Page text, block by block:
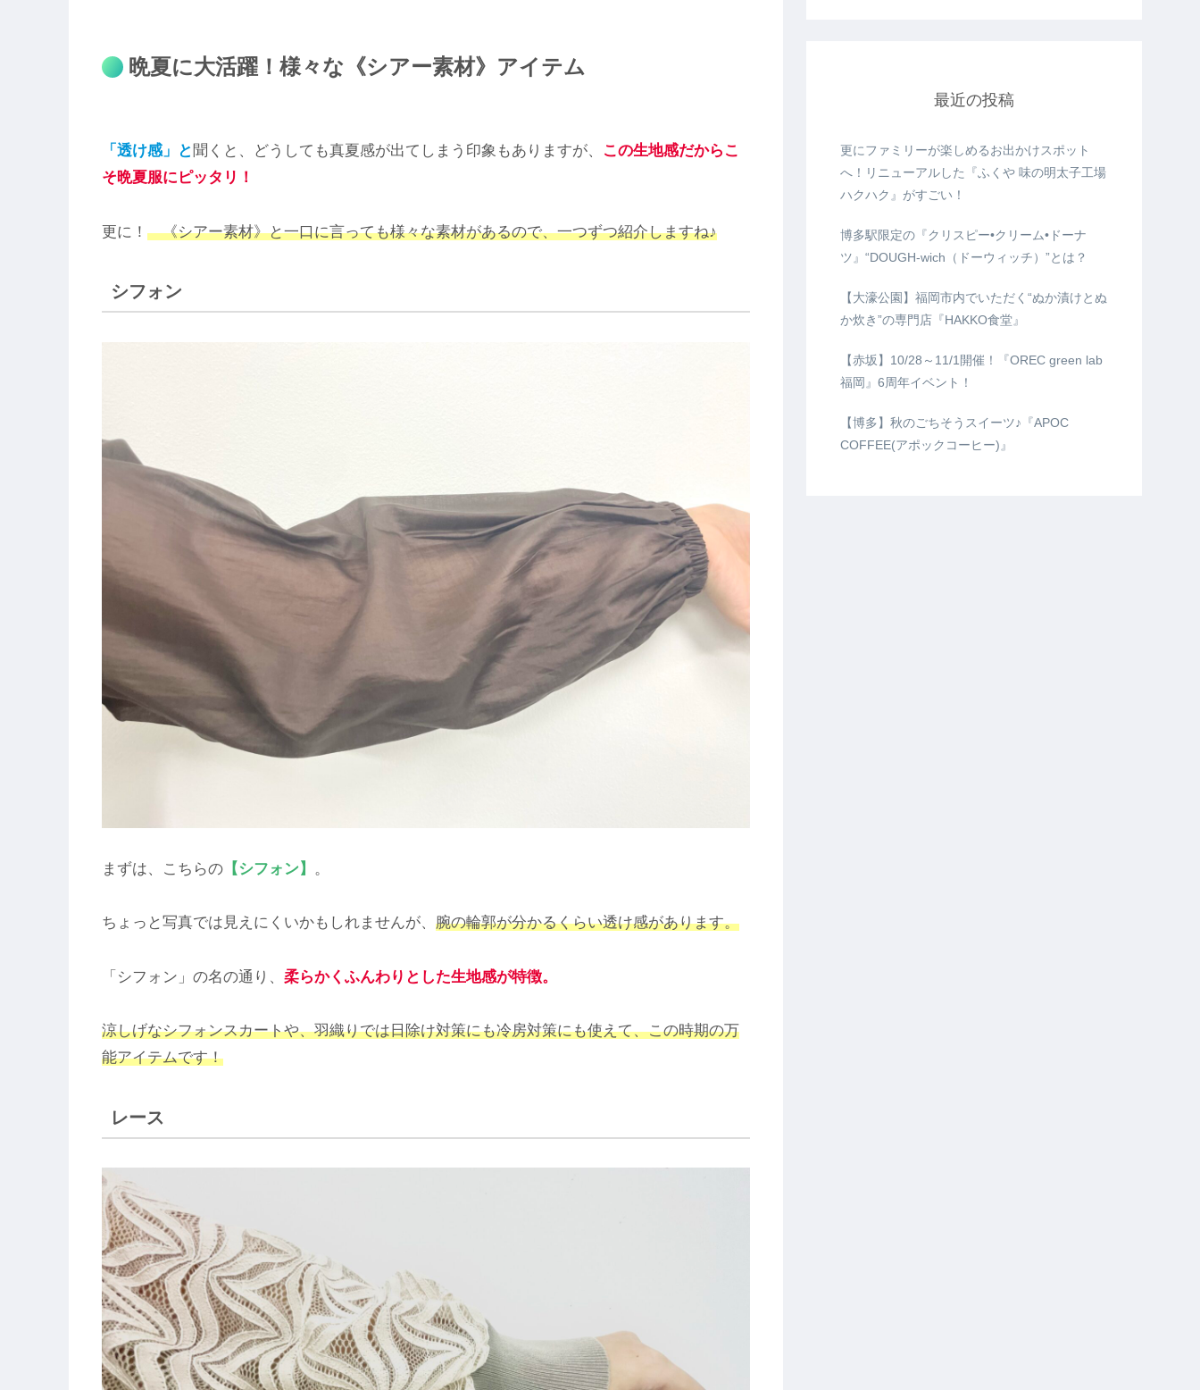
晩夏に大活躍！様々な《シアー素材》アイテム
「透け感」と 聞くと、どうしても真夏感が出てしまう印象もありますが、
この生地感だからこ
そ晩夏服にピッタリ！
更に！ 《シアー素材》と一口に言っても様々な素材があるので、一つずつ紹介しますね♪
シフォン
まずは、こちらの【シフォン】 。
ちょっと写真では見えにくいかもしれませんが、 腕の輪郭が分かるくらい透け感があります。
「シフォン」の名の通り、 柔らかくふんわりとした生地感が特徴。
涼しげなシフォンスカートや、羽織りでは日除け対策にも冷房対策にも使えて、この時期の万
能アイテムです！
レース
最近の投稿
更にファミリーが楽しめるお出かけスポット
へ！リニューアルした『ふくや 味の明太子工場
ハクハク』がすごい！
博多駅限定の『クリスピー•クリーム•ドーナ
ツ』“DOUGH-wich（ドーウィッチ）”とは？
【大濠公園】福岡市内でいただく“ぬか漬けとぬ
か炊き”の専門店『HAKKO食堂』
【赤坂】10/28～11/1開催！『OREC green lab
福岡』6周年イベント！
【博多】秋のごちそうスイーツ♪『APOC
COFFEE(アポックコーヒー)』